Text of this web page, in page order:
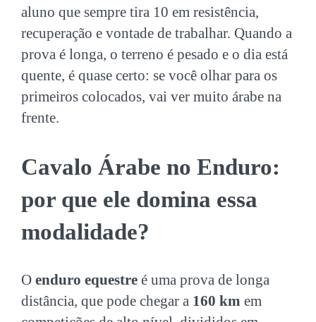
aluno que sempre tira 10 em resistência,
recuperação e vontade de trabalhar. Quando a
prova é longa, o terreno é pesado e o dia está
quente, é quase certo: se você olhar para os
primeiros colocados, vai ver muito árabe na
frente.
Cavalo Árabe no Enduro:
por que ele domina essa
modalidade?
O enduro equestre é uma prova de longa
distância, que pode chegar a 160 km em